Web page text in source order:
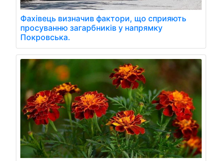
Фахівець визначив фактори, що сприяють
просуванню загарбників у напрямку
Покровська.